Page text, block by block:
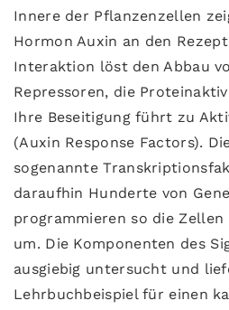
Innere der Pflanzenzellen
Hormon Auxin an den
Interaktion löst den Abbau
Repressoren, die
Ihre Beseitigung führt zu
(Auxin Response Factors).
sogenannte
daraufhin Hunderte von
programmieren so die
um. Die Komponenten des
ausgiebig untersucht und
Lehrbuchbeispiel für einen